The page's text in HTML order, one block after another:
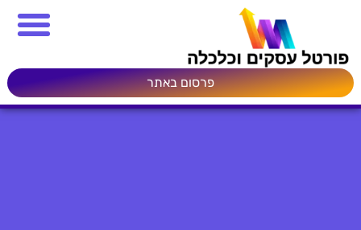
פרסום באתר